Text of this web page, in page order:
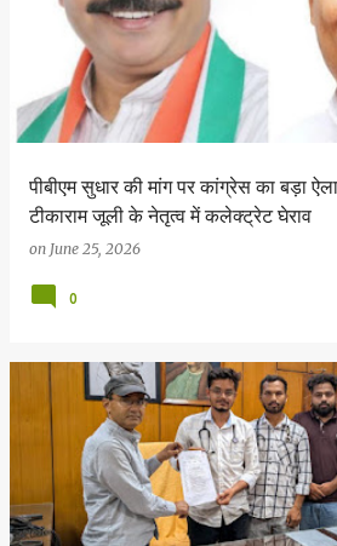
पीबीएम सुधार की मांग पर कांग्रेस का बड़ा
टीकाराम जूली के नेतृत्व में कलेक्ट्रेट घेराव
on June 25, 2026
0